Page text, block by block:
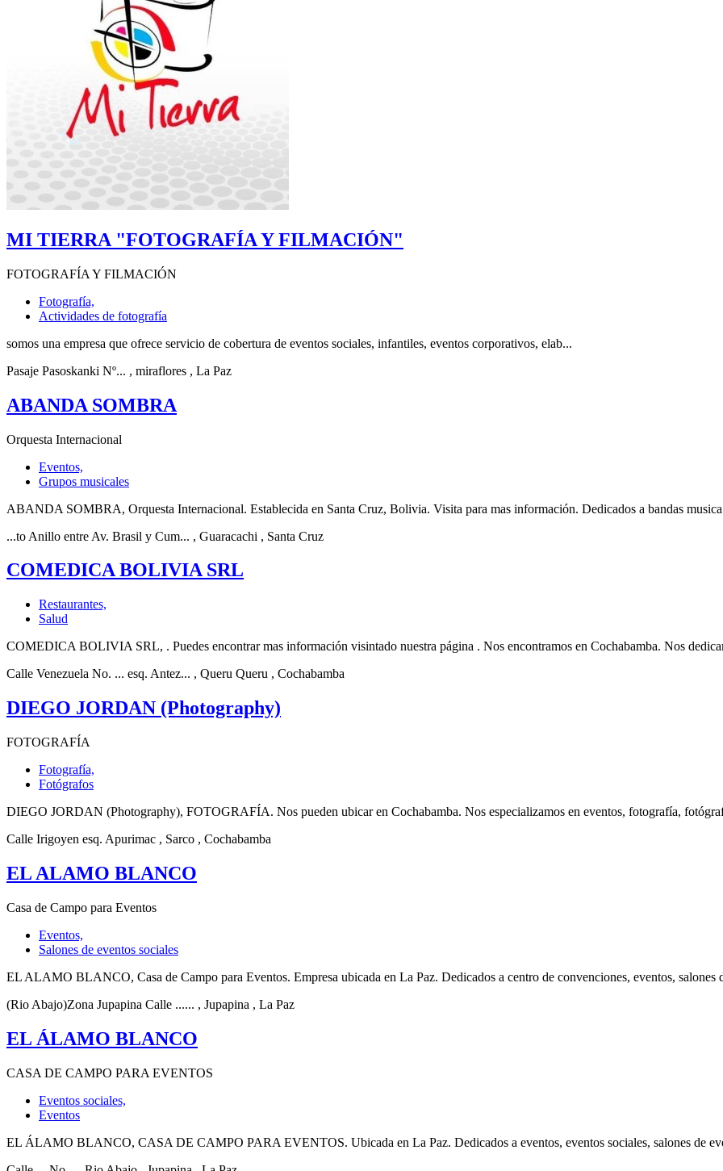
MI TIERRA "FOTOGRAFÍA Y FILMACIÓN"
FOTOGRAFÍA Y FILMACIÓN
Fotografía,
Actividades de fotografía
somos una empresa que ofrece servicio de cobertura de eventos sociales, infantiles, eventos corporativos, elab...
Pasaje Pasoskanki Nº... , miraflores , La Paz
ABANDA SOMBRA
Orquesta Internacional
Eventos,
Grupos musicales
ABANDA SOMBRA, Orquesta Internacional. Establecida en Santa Cruz, Bolivia. Visita para mas información. Dedicados a bandas
...to Anillo entre Av. Brasil y Cum... , Guaracachi , Santa Cruz
COMEDICA BOLIVIA SRL
Restaurantes,
Salud
COMEDICA BOLIVIA SRL, . Puedes encontrar mas información visintado nuestra página . Nos encontramos en Cochabamba. Nos
Calle Venezuela No. ... esq. Antez... , Queru Queru , Cochabamba
DIEGO JORDAN (Photography)
FOTOGRAFÍA
Fotografía,
Fotógrafos
DIEGO JORDAN (Photography), FOTOGRAFÍA. Nos pueden ubicar en Cochabamba. Nos especializamos en eventos, fotografía,
Calle Irigoyen esq. Apurimac , Sarco , Cochabamba
EL ALAMO BLANCO
Casa de Campo para Eventos
Eventos,
Salones de eventos sociales
EL ALAMO BLANCO, Casa de Campo para Eventos. Empresa ubicada en La Paz. Dedicados a centro de convenciones, eventos, salones
(Rio Abajo)Zona Jupapina Calle ...... , Jupapina , La Paz
EL ÁLAMO BLANCO
CASA DE CAMPO PARA EVENTOS
Eventos sociales,
Eventos
EL ÁLAMO BLANCO, CASA DE CAMPO PARA EVENTOS. Ubicada en La Paz. Dedicados a eventos, eventos sociales, salones de